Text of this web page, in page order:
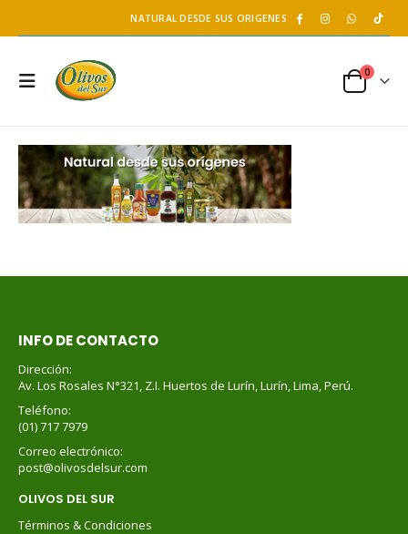
NATURAL DESDE SUS ORIGENES
0
INFO DE CONTACTO
Dirección:
Av. Los Rosales N°321, Z.I. Huertos de Lurín, Lurín, Lima, Perú.
Teléfono:
(01) 717 7979
Correo electrónico:
post@olivosdelsur.com
OLIVOS DEL SUR
Términos & Condiciones